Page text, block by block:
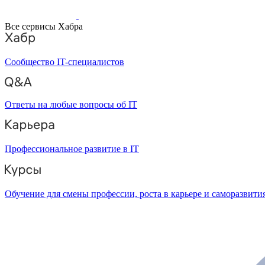
Все сервисы Хабра
Сообщество IT-специалистов
Ответы на любые вопросы об IT
Профессиональное развитие в IT
Обучение для смены профессии, роста в карьере и